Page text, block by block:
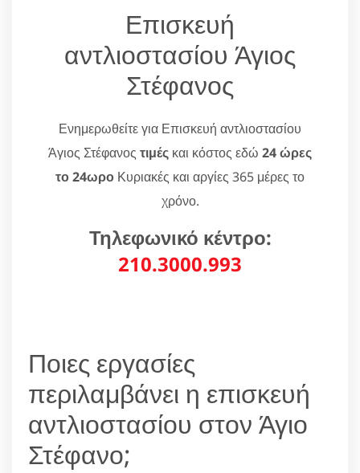
Επισκευή
αντλιοστασίου Άγιος
Στέφανος
Ενημερωθείτε για Επισκευή αντλιοστασίου
Άγιος Στέφανος τιμές και κόστος εδώ 24 ώρες
το 24ωρο Κυριακές και αργίες 365 μέρες το
χρόνο.
Τηλεφωνικό κέντρο:
210.3000.993
Ποιες εργασίες
περιλαμβάνει η επισκευή
αντλιοστασίου στον Άγιο
Στέφανο;